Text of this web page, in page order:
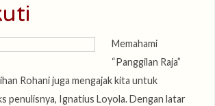
Memahami
“Panggilan Raja”
Rohani juga mengajak kita untuk
penulisnya, Ignatius Loyola. Dengan latar